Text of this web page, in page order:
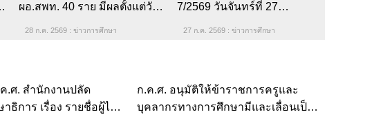
ผอ.สพท. 40 ราย มีผลตั้งแต่วัน
28 ก.ค. 2569 : ข่าวการศึกษา
7/2569 วันจันทร์ที่ 27
27 ก.ค. 2569 : ข่าวการศึกษา